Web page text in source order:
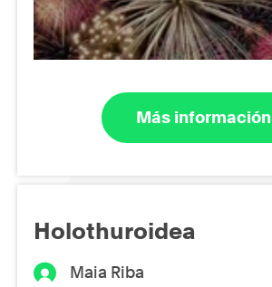
Más información
Holothuroidea
Maia Riba